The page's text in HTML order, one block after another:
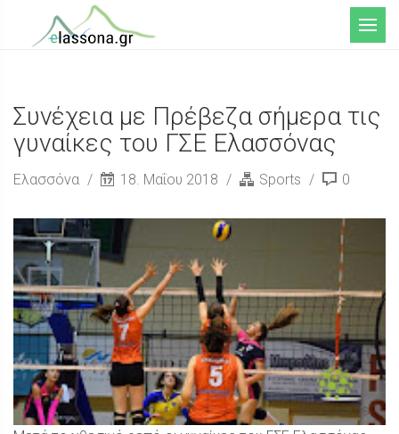
Μενού
Συνέχεια με Πρέβεζα σήμερα τις
γυναίκες του ΓΣΕ Ελασσόνας
Ελασσόνα 18. Μαΐου 2018 Sports 0